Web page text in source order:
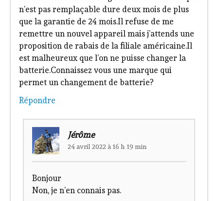
n’est pas remplaçable dure deux mois de plus
que la garantie de 24 mois.Il refuse de me
remettre un nouvel appareil mais j’attends une
proposition de rabais de la filiale américaine.Il
est malheureux que l’on ne puisse changer la
batterie.Connaissez vous une marque qui
permet un changement de batterie?
Répondre
Jérôme
24 avril 2022 à 16 h 19 min
Bonjour
Non, je n’en connais pas.